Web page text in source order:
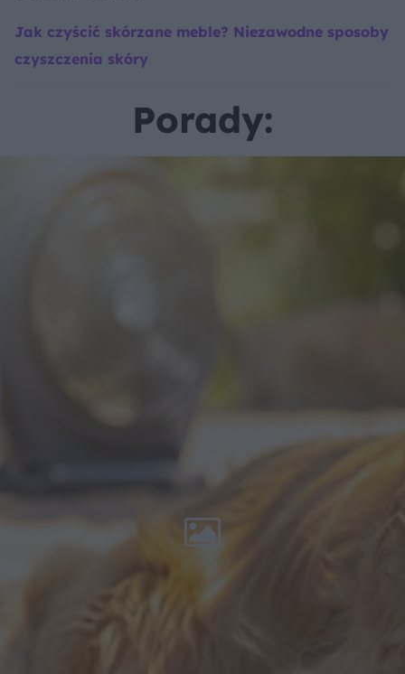
Jak czyścić skórzane meble? Niezawodne sposoby
czyszczenia skóry
Porady: